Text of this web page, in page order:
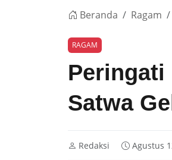
Beranda Ragam
RAGAM
Peringati
Satwa
Redaksi Agustus